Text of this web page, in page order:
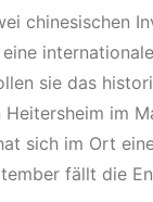
chinesischen
sie das
Heitersheim im
sich im Ort
fällt die